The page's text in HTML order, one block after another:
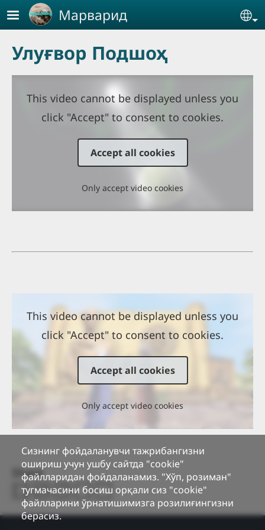
Skip to main content
Марварид
Улуғвор Подшоҳ
This video cannot be displayed unless you
click "Accept" to consent to cookies.
Accept all cookies
Only accept video cookies
This video cannot be displayed unless you
click "Accept" to consent to cookies.
Accept all cookies
Only accept video cookies
Share
Сизнинг фойдаланувчи тажрибангизни
ошириш учун ушбу сайтда "cookie"
файлларидан фойдаланамиз. "Хўп, розиман"
тугмачасини босиш орқали сиз "cookie"
файлларини ўрнатишимизга розилиғингизни
берасиз.